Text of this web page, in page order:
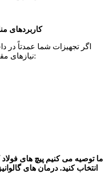
کاربردهای
اگر تجهیزات شما عمدتاً در
نیازهای مقاومت بالا استفاده می شود، مانند:
انتخاب کنید. درمان های